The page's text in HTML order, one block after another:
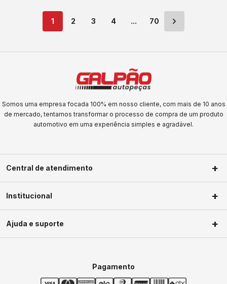
1 2 3 4 ... 70
Somos uma empresa focada 100% em nosso cliente, com mais de 10 anos
de mercado, tentamos transformar o processo de compra de um produto
automotivo em uma experiência simples e agradável.
Central de atendimento
Segunda a Sexta-Feira das 09h às
Institucional
Privacidade
Ajuda e suporte
Pagamento